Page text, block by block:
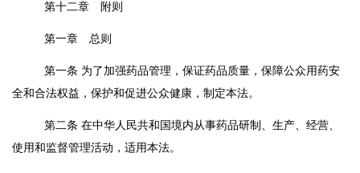
第十二章 附则
第一章 总则
第一条 为了加强药品管理，保证药品质量，保障公众用药安
全和合法权益，保护和促进公众健康，制定本法。
第二条 在中华人民共和国境内从事药品研制、生产、经营、
使用和监督管理活动，适用本法。